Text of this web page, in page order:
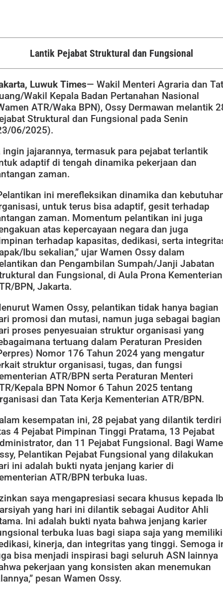
Lantik Pejabat Struktural dan Fungsional
Luwuk Times— Wakil Menteri Agraria dan
Wakil Kepala Badan Pertanahan Nasional
ATR/Waka BPN), Ossy Dermawan melantik
Struktural dan Fungsional pada Senin
06/2025).
ingin jajarannya, termasuk para pejabat terlantik
adaptif di tengah dinamika pekerjaan dan
zaman.
ini merefleksikan dinamika dan
untuk terus bisa adaptif, gesit terhadap
zaman. Momentum pelantikan ini juga
atas kepercayaan negara dan juga
terhadap kapasitas, dedikasi, serta
Ibu sekalian,” ujar Wamen Ossy dalam
dan Pengambilan Sumpah/Janji Jabatan
dan Fungsional, di Aula Prona Kementerian
BPN, Jakarta.
Wamen Ossy, pelantikan tidak hanya bagian
promosi dan mutasi, namun juga sebagai bagian
proses penyesuaian struktur organisasi yang
tertuang dalam Peraturan Presiden
Nomor 176 Tahun 2024 yang mengatur
struktur organisasi, tugas, dan fungsi
ATR/BPN serta Peraturan Menteri
Kepala BPN Nomor 6 Tahun 2025 tentang
dan Tata Kerja Kementerian ATR/BPN.
kesempatan ini, 28 pejabat yang dilantik terdiri
4 Pejabat Pimpinan Tinggi Pratama, 13 Pejabat
dan 11 Pejabat Fungsional. Bagi
Pelantikan Pejabat Fungsional yang dilakukan
ini adalah bukti nyata jenjang karier di
ATR/BPN terbuka luas.
saya mengapresiasi secara khusus kepada
yang hari ini dilantik sebagai Auditor Ahli
Ini adalah bukti nyata bahwa jenjang karier
terbuka luas bagi siapa saja yang memiliki
kinerja, dan integritas yang tinggi. Semoga
bisa menjadi inspirasi bagi seluruh ASN lainnya
pekerjaan yang konsisten akan menemukan
pesan Wamen Ossy.